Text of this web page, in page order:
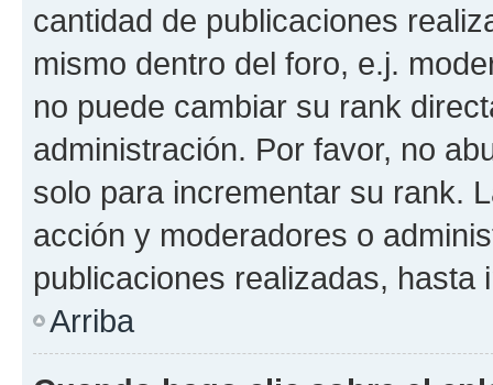
cantidad de publicaciones
mismo dentro del foro, e.j.
no puede cambiar su rank
administración. Por favor, no
solo para incrementar su rank.
acción y moderadores o
publicaciones realizadas, hasta
Arriba